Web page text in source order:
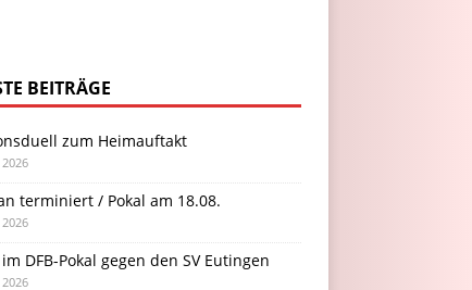
BEITRÄGE
zum Heimauftakt
terminiert / Pokal am 18.08.
DFB-Pokal gegen den SV Eutingen